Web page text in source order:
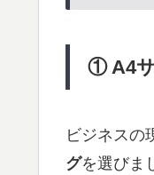
① A4
ビジネスの
グを選びま